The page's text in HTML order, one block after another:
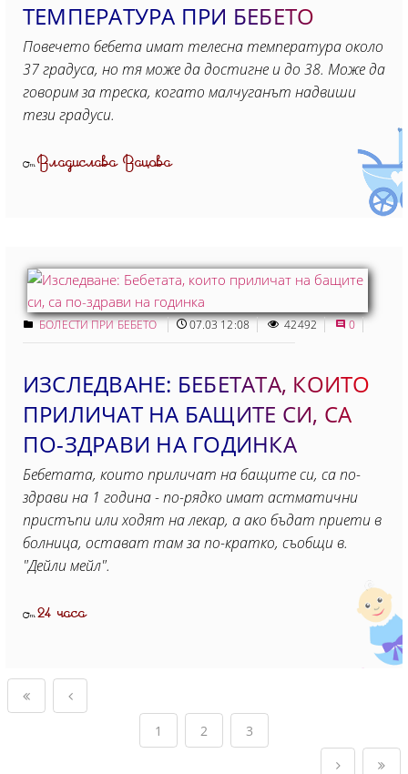
ТЕМПЕРАТУРА ПРИ БЕБЕТО
Повечето бебета имат телесна температура около
37 градуса, но тя може да достигне и до 38. Може да
говорим за треска, когато малчуганът надвиши
тези градуси.
ОтВладислава Вацова
БОЛЕСТИ ПРИ БЕБЕТО 07.03 12:08 42492 0
ИЗСЛЕДВАНЕ: БЕБЕТАТА, КОИТО
ПРИЛИЧАТ НА БАЩИТЕ СИ, СА
ПО-ЗДРАВИ НА ГОДИНКА
Бебетата, които приличат на бащите си, са по-
здрави на 1 година - по-рядко имат астматични
пристъпи или ходят на лекар, а ако бъдат приети в
болница, остават там за по-кратко, съобщи в.
"Дейли мейл".
От24 часа
1 2 3